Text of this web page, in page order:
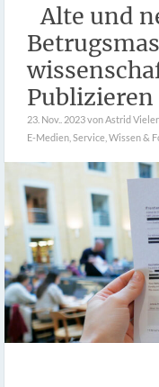
Alte und
Publizieren
23. Nov.. 2023von Astrid
E-Medien Service Wissen &